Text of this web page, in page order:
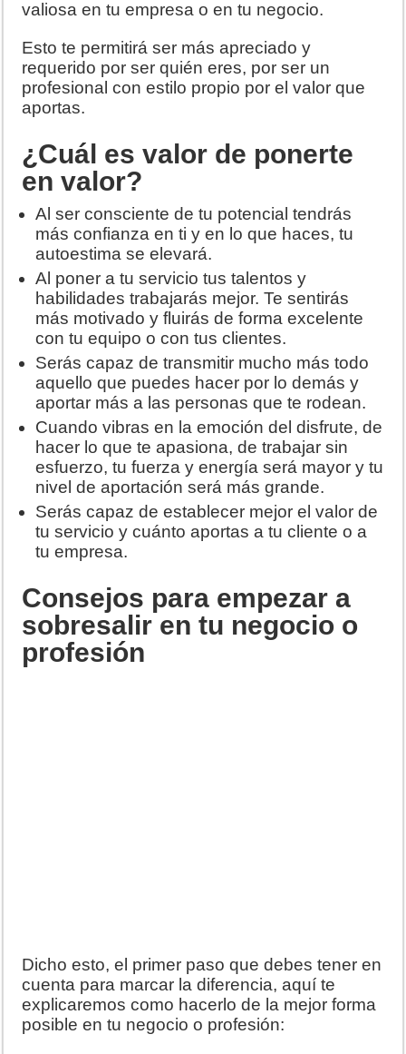
valiosa en tu empresa o en tu negocio.
Esto te permitirá ser más apreciado y
requerido por ser quién eres, por ser un
profesional con estilo propio por el valor que
aportas.
¿Cuál es valor de ponerte
en valor?
Al ser consciente de tu potencial tendrás
más confianza en ti y en lo que haces, tu
autoestima se elevará.
Al poner a tu servicio tus talentos y
habilidades trabajarás mejor. Te sentirás
más motivado y fluirás de forma excelente
con tu equipo o con tus clientes.
Serás capaz de transmitir mucho más todo
aquello que puedes hacer por lo demás y
aportar más a las personas que te rodean.
Cuando vibras en la emoción del disfrute, de
hacer lo que te apasiona, de trabajar sin
esfuerzo, tu fuerza y energía será mayor y tu
nivel de aportación será más grande.
Serás capaz de establecer mejor el valor de
tu servicio y cuánto aportas a tu cliente o a
tu empresa.
Consejos para empezar a
sobresalir en tu negocio o
profesión
Dicho esto, el primer paso que debes tener en
cuenta para marcar la diferencia, aquí te
explicaremos como hacerlo de la mejor forma
posible en tu negocio o profesión: